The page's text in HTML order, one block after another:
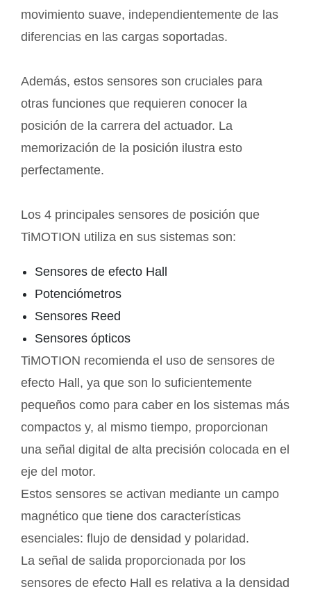
movimiento suave, independientemente de las
diferencias en las cargas soportadas.
Además, estos sensores son cruciales para
otras funciones que requieren conocer la
posición de la carrera del actuador. La
memorización de la posición ilustra esto
perfectamente.
Los 4 principales sensores de posición que
TiMOTION utiliza en sus sistemas son:
Sensores de efecto Hall
Potenciómetros
Sensores Reed
Sensores ópticos
TiMOTION recomienda el uso de sensores de
efecto Hall, ya que son lo suficientemente
pequeños como para caber en los sistemas más
compactos y, al mismo tiempo, proporcionan
una señal digital de alta precisión colocada en el
eje del motor.
Estos sensores se activan mediante un campo
magnético que tiene dos características
esenciales: flujo de densidad y polaridad.
La señal de salida proporcionada por los
sensores de efecto Hall es relativa a la densidad